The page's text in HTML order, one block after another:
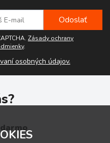
Zásady ochrany
.
osobných údajov.